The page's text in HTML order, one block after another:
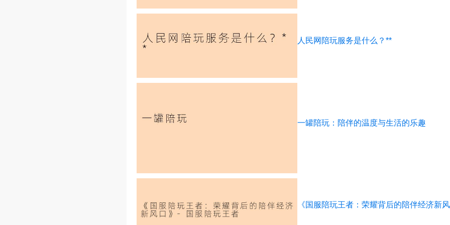
人民网陪玩服务是什么？**
一罐陪玩：陪伴的温度与生活的乐趣
《国服陪玩王者：荣耀背后的陪伴经济新